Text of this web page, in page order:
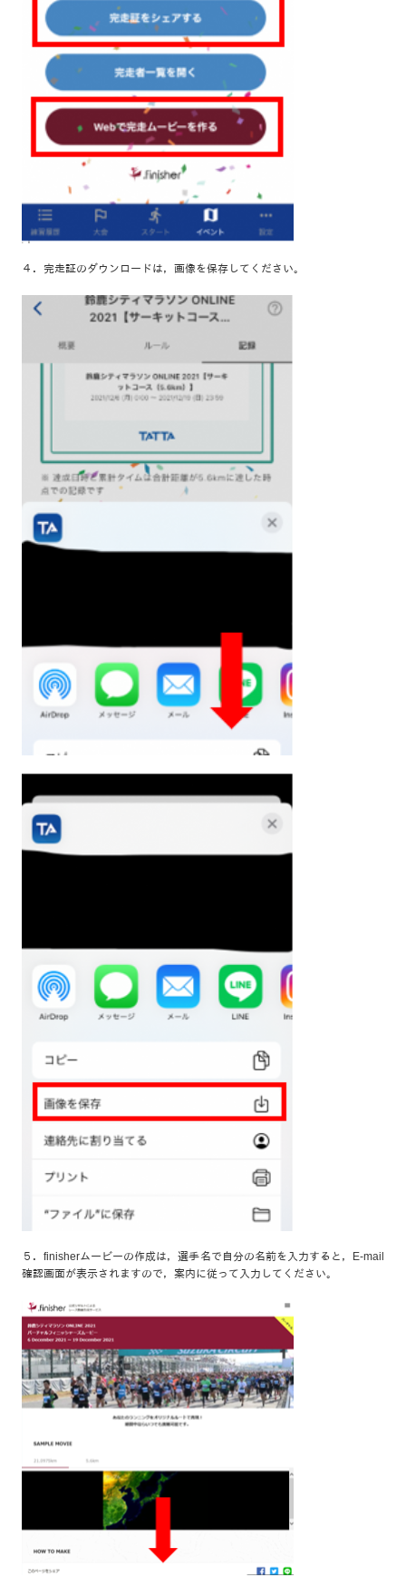
４．完走証のダウンロードは，画像を保存してください。
５．finisherムービーの作成は，選手名で自分の名前を入力すると，E-mail
確認画面が表示されますので，案内に従って入力してください。